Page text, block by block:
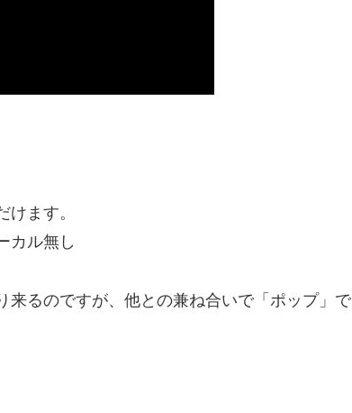
ます。
カル無し
来るのですが、他との兼ね合いで「ポップ」で